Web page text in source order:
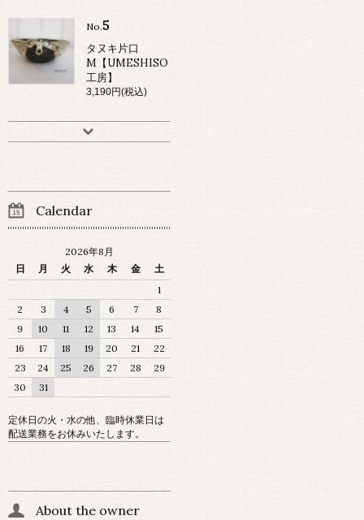
No.5
タヌキ片口
M【UMESHISO
工房】
3,190円(税込)
Calendar
2026年8月
日
月 火 水 木 金
土
1
2
3 4 5 6 7
8
9
10 11 12 13 14
15
16
17 18 19 20 21
22
23
24 25 26 27 28
29
30
31
定休日の火・水の他、臨時休業日は
配送業務をお休みいたします。
About the owner